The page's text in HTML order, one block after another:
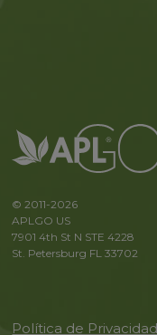
© 2011-2026
APLGO US
7901 4th St N STE 4228
St. Petersburg FL 33702
Política de